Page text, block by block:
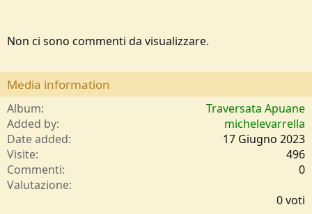
Non ci sono commenti da visualizzare.
Media information
Album
Traversata Apuane
Added by
michelevarrella
Date added
17 Giugno 2023
Visite
496
Commenti
0
Valutazione
0 voti